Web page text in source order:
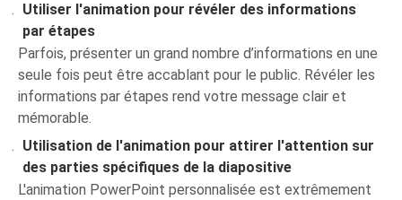
Utiliser l'animation pour révéler des informations
par étapes
Parfois, présenter un grand nombre d’informations en une
seule fois peut être accablant pour le public. Révéler les
informations par étapes rend votre message clair et
mémorable.
Utilisation de l'animation pour attirer l'attention sur
des parties spécifiques de la diapositive
L'animation PowerPoint personnalisée est extrêmement